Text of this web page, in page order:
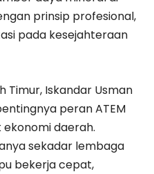
prinsip profesional,
pada kesejahteraan
Timur, Iskandar Usman
peran ATEM
daerah.
sekadar lembaga
bekerja cepat,